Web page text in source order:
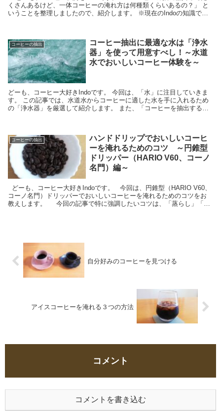
くさんあるけど、一体コーヒーの淹れ方は何種類くらいあるの？」 と
いうことを整理しましたので、紹介します。 ※現在のIndoの知識で網
コーヒーの抽出
コーヒー抽出に最適な水は「浄水
器」を使って用意すべし！～水道
水でおいしいコーヒー体験を～
どーも、コーヒー大好きIndoです。 今回は、「水」に注目していきま
す。 この記事では、水道水からコーヒーに適した水を手に入れるため
の「浄水器」を厳選して紹介します。 また、「コーヒーを抽出すると
コーヒーの抽出
ハンドドリップでおいしいコーヒ
ーを淹れるためのコツ ～円錐型
ドリッパー（HARIO V60、コーノ
名門）編～
どーも、コーヒー大好きIndoです。 今回は、円錐型（HARIO V60、
コーノ名門）ドリッパーでおいしいコーヒーを淹れるためのコツをお
教えします。 今回の記事で特に強調したいコツは、「蒸らし」「お
自分好みのコーヒーを見つける
アイスコーヒーを淹れる３つの方法
コメント
コメントを書き込む